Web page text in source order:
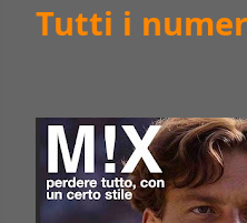
Tutti i